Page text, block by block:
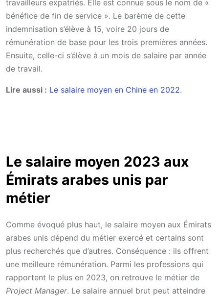
travailleurs expatriés. Elle est connue sous le nom de «
bénéfice de fin de service ». Le barème de cette
indemnisation s’élève à 15, voire 20 jours de
rémunération de base pour les trois premières années.
Ensuite, celle-ci s’élève à un mois de salaire par année
de travail.
Lire aussi : Le salaire moyen en Chine en 2022.
Le salaire moyen 2023 aux
Émirats arabes unis par
métier
Comme évoqué plus haut, le salaire moyen aux Émirats
arabes unis dépend du métier exercé et certains sont
plus recherchés que d’autres. Conséquence : ils offrent
une meilleure rémunération. Parmi les professions qui
rapportent le plus en 2023, on retrouve le métier de
Project Manager. Le salaire annuel brut peut atteindre